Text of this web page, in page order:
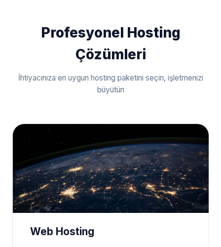
Profesyonel Hosting
Çözümleri
İhtiyacınıza en uygun hosting paketini seçin, işletmenizi
büyütün
Web Hosting